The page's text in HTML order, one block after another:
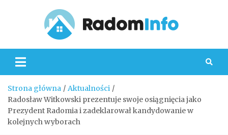
Strona główna
Aktualności
Radosław Witkowski prezentuje swoje osiągnięcia jako
Prezydent Radomia i zadeklarował kandydowanie w
kolejnych wyborach